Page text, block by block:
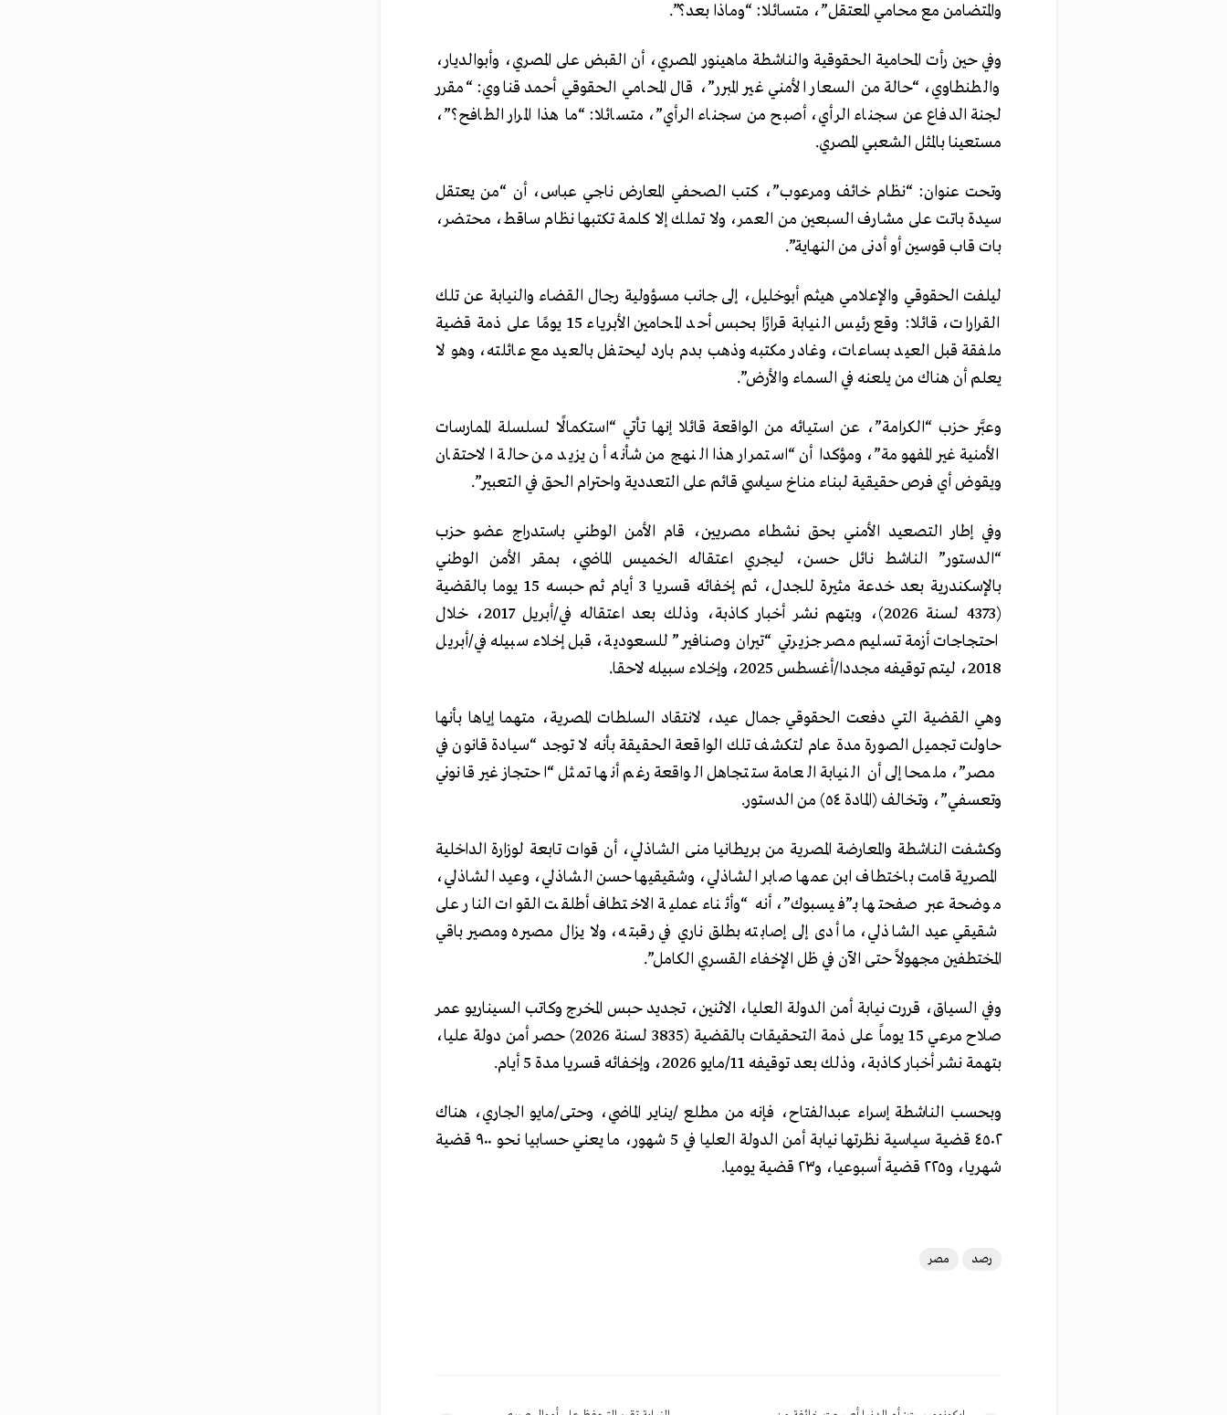
والمتضامن مع محامي المعتقل”، متسائلا: “وماذا بعد؟”.
وفي حين رأت المحامية الحقوقية والناشطة ماهينور المصري، أن القبض على المصري، وأبوالديار،
والطنطاوي، “حالة من السعار الأمني غير المبرر”، قال المحامي الحقوقي أحمد قناوي: “مقرر
لجنة الدفاع عن سجناء الرأي، أصبح من سجناء الرأي”، متسائلا: “ما هذا المرار الطافح؟”،
مستعينا بالمثل الشعبي المصري.
وتحت عنوان: “نظام خائف ومرعوب”، كتب الصحفي المعارض ناجي عباس، أن “من يعتقل
سيدة باتت على مشارف السبعين من العمر، ولا تملك إلا كلمة تكتبها نظام ساقط، محتضر،
بات قاب قوسين أو أدنى من النهاية”.
ليلفت الحقوقي والإعلامي هيثم أبوخليل، إلى جانب مسؤولية رجال القضاء والنيابة عن تلك
القرارات، قائلا: وقع رئيس النيابة قرارًا بحبس أحد المحامين الأبرياء 15 يومًا على ذمة قضية
ملفقة قبل العيد بساعات، وغادر مكتبه وذهب بدم بارد ليحتفل بالعيد مع عائلته، وهو لا
يعلم أن هناك من يلعنه في السماء والأرض”.
وعبَّر حزب “الكرامة”، عن استيائه من الواقعة قائلا إنها تأتي “استكمالًا لسلسلة الممارسات
الأمنية غير المفهومة”، ومؤكدا أن “استمرار هذا النهج من شأنه أن يزيد من حالة الاحتقان
ويقوض أي فرص حقيقية لبناء مناخ سياسي قائم على التعددية واحترام الحق في التعبير”.
وفي إطار التصعيد الأمني بحق نشطاء مصريين، قام الأمن الوطني باستدراج عضو حزب
“الدستور” الناشط نائل حسن، ليجري اعتقاله الخميس الماضي، بمقر الأمن الوطني
بالإسكندرية بعد خدعة مثيرة للجدل، ثم إخفائه قسريا 3 أيام ثم حبسه 15 يوما بالقضية
(4373 لسنة 2026)، وبتهم نشر أخبار كاذبة، وذلك بعد اعتقاله في/أبريل 2017، خلال
احتجاجات أزمة تسليم مصر جزيرتي “تيران وصنافير” للسعودية، قبل إخلاء سبيله في/أبريل
2018، ليتم توقيفه مجددا/أغسطس 2025، وإخلاء سبيله لاحقا.
وهي القضية التي دفعت الحقوقي جمال عيد، لانتقاد السلطات المصرية، متهما إياها بأنها
حاولت تجميل الصورة مدة عام لتكشف تلك الواقعة الحقيقة بأنه لا توجد “سيادة قانون في
مصر”، ملمحا إلى أن النيابة العامة ستتجاهل الواقعة رغم أنها تمثل “احتجاز غير قانوني
وتعسفي”، وتخالف (المادة ٥٤) من الدستور.
وكشفت الناشطة والمعارضة المصرية من بريطانيا منى الشاذلي، أن قوات تابعة لوزارة الداخلية
المصرية قامت باختطاف ابن عمها صابر الشاذلي، وشقيقيها حسن الشاذلي، وعيد الشاذلي،
موضحة عبر صفحتها بـ”فيسبوك”، أنه “وأثناء عملية الاختطاف أطلقت القوات النار على
شقيقي عيد الشاذلي، ما أدى إلى إصابته بطلق ناري في رقبته، ولا يزال مصيره ومصير باقي
المختطفين مجهولاً حتى الآن في ظل الإخفاء القسري الكامل”.
وفي السياق، قررت نيابة أمن الدولة العليا، الاثنين، تجديد حبس المخرج وكاتب السيناريو عمر
صلاح مرعي 15 يوماً على ذمة التحقيقات بالقضية (3835 لسنة 2026) حصر أمن دولة عليا،
بتهمة نشر أخبار كاذبة، وذلك بعد توقيفه 11/مايو 2026، وإخفائه قسريا مدة 5 أيام.
وبحسب الناشطة إسراء عبدالفتاح، فإنه من مطلع /يناير الماضي، وحتى/مايو الجاري، هناك
٤٥٠٢ قضية سياسية نظرتها نيابة أمن الدولة العليا في 5 شهور، ما يعني حسابيا نحو ٩٠٠ قضية
شهريا، و٢٢٥ قضية أسبوعيا، و٢٣ قضية يوميا.
رصد مصر